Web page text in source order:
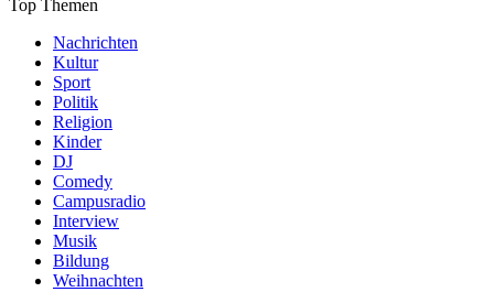
Top Themen
Nachrichten
Kultur
Sport
Politik
Religion
Kinder
DJ
Comedy
Campusradio
Interview
Musik
Bildung
Weihnachten